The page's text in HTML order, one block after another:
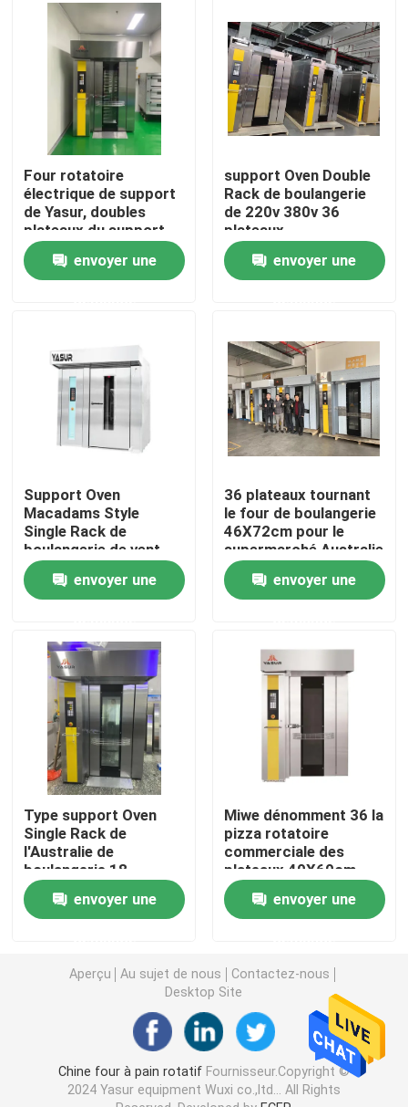
Accueil
A propos de nous
Contacts
Vidéos
Four à sole de boulangerie
Four à chariot de boulangerie
Four de convection de boulangerie
Mélangeur en spirale de la pâte
Diviseuse de pâte plus ronde
Machine de Sheeter de la pâte
Mélangeur planétaire commercial
Congélateur droit commercial
Trancheuse à pain
plateau de cuisson en aluminium
Four rotatoire
électrique de support
de Yasur, doubles
plateaux du support
36 40X60cm, pour le
pain de cuisson,
gâteaux, Pizz
envoyer une
support Oven Double
Rack de boulangerie
de 220v 380v 36
plateaux
40X60cm/pour la
pizza de cuisson de
gâteaux de pain
envoyer une
Support Oven
Macadams Style
Single Rack de
boulangerie de vent
violent 36 plateaux
tournant 40X60cm
envoyer une
36 plateaux tournant
le four de boulangerie
46X72cm pour le
supermarché Australie
de Woolworths
envoyer une
Type support Oven
Single Rack de
l'Australie de
boulangerie 18
plateaux 3kw
46x72cm pour des
gâteaux de pain
envoyer une
Miwe dénomment 36 la
pizza rotatoire
commerciale des
plateaux 40X60cm
Oven For Baking Bread
Cakes envoyer une
Aperçu Au sujet de nous
Contactez-nous
Desktop Site
Chine four à pain rotatifFournisseur.Copyright ©
2024 Yasur equipment Wuxi co.,ltd... All Rights